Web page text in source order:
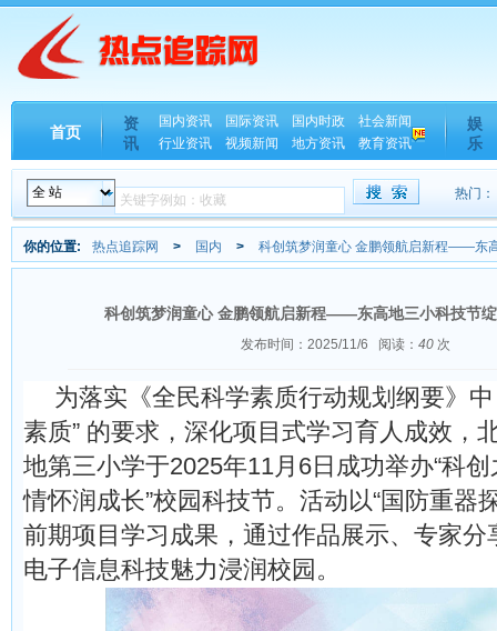
首页
资
讯
国内资讯 国际资讯 国内时政
社会新闻
行业资讯
视频新闻 地方资讯 教育资讯
娱
乐
热门：
你的位置: 热点追踪网 > 国内 > 科创筑梦润童心 金鹏领航启新程——东
科创筑梦润童心 金鹏领航启新程——东高地三小科技节
发布时间：2025/11/6 阅读： 40次
为落实《全民科学素质行动规划纲要》
素质” 的要求，深化项目式学习育人成效，
地第三小学于2025年11月6日成功举办“科
情怀润成长”校园科技节。活动以“国防重器
前期项目学习成果，通过作品展示、专家分
电子信息科技魅力浸润校园。